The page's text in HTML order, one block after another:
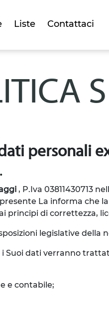
Liste Contattaci
personali
, P.Iva 03811430713
presente La informa
di correttezza,
legislative
dati verranno
e contabile;